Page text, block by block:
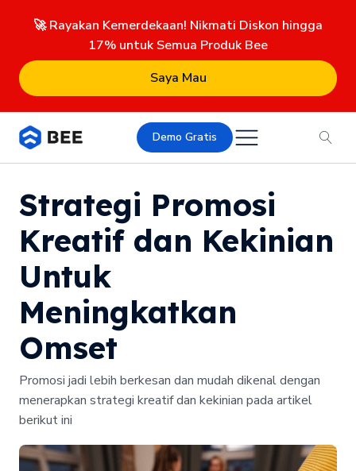
🚀 Rayakan Kemerdekaan! Nikmati Diskon hingga
17% untuk Semua Produk Bee
Saya Mau
Demo Gratis
Strategi Promosi
Kreatif dan Kekinian
Untuk
Meningkatkan
Omset
Promosi jadi lebih berkesan dan mudah dikenal dengan
menerapkan strategi kreatif dan kekinian pada artikel
berikut ini